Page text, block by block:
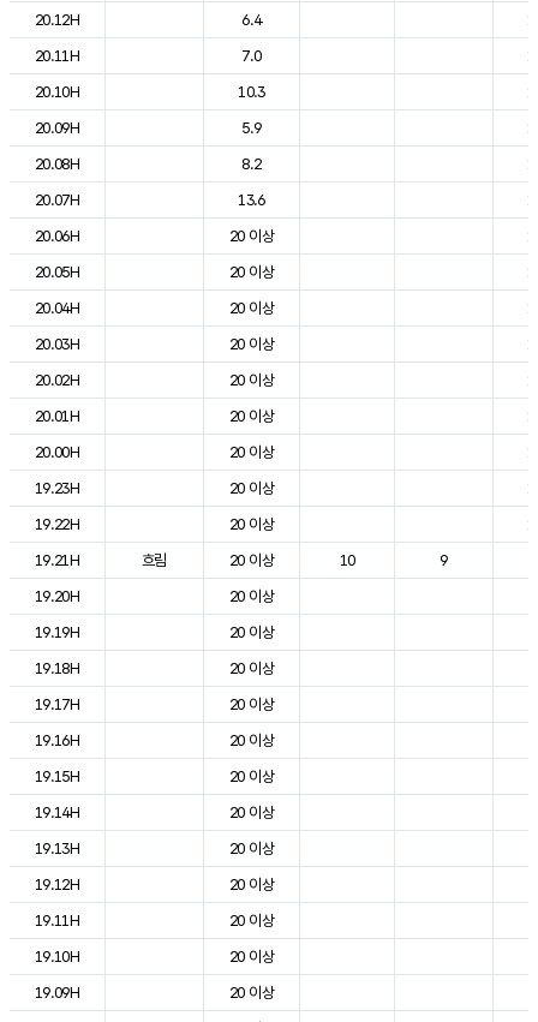
20.12H
6.4
20.11H
7.0
20.10H
10.3
20.09H
5.9
20.08H
8.2
20.07H
13.6
20.06H
20 이상
20.05H
20 이상
20.04H
20 이상
20.03H
20 이상
20.02H
20 이상
20.01H
20 이상
20.00H
20 이상
19.23H
20 이상
19.22H
20 이상
19.21H
흐림 20 이상 10 9
19.20H
20 이상
19.19H
20 이상
19.18H
20 이상
19.17H
20 이상
19.16H
20 이상
19.15H
20 이상
19.14H
20 이상
19.13H
20 이상
19.12H
20 이상
19.11H
20 이상
19.10H
20 이상
19.09H
20 이상